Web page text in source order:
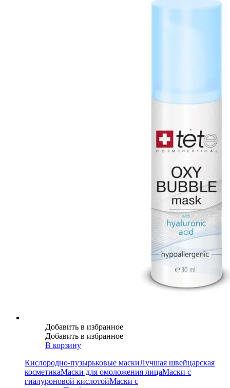
Добавить в избранное
Добавить в избранное
В корзину
Кислородно-пузырьковые маскиЛучшая швейцарская
косметикаМаски для омоложения лицаМаски с
гиалуроновой кислотойМаски с